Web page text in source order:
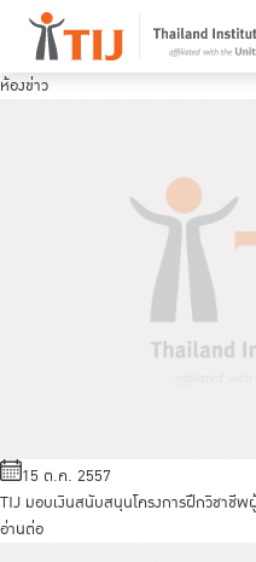
ห้องข่าว
15 ต.ค. 2557
TIJ มอบเงินสนับสนุนโครงการฝึกวิชาชีพ
อ่านต่อ